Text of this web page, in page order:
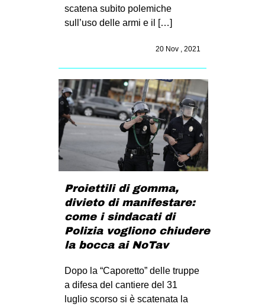
scatena subito polemiche
sull’uso delle armi e il […]
20 Nov , 2021
Proiettili di gomma,
divieto di manifestare:
come i sindacati di
Polizia vogliono chiudere
la bocca ai NoTav
Dopo la “Caporetto” delle truppe
a difesa del cantiere del 31
luglio scorso si è scatenata la